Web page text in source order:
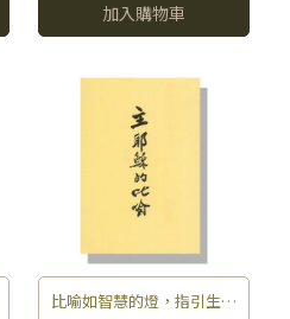
加入購物車
比喻如智慧的燈，指引生命